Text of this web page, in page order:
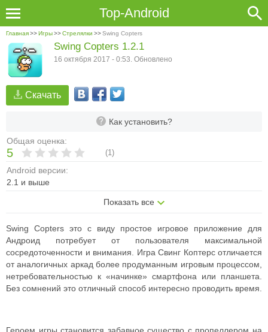
Top-Android
Главная>>Игры>>Стрелялки >>Swing Copters
Скачать
Как установить?
Общая оценка:
5 (1)
Android версии:
2.1 и выше
Показать все
Swing Copters 1.2.1
16 октября 2017 - 0:53. Обновлено
Swing Copters это с виду простое игровое приложение для
Андроид потребует от пользователя максимальной
сосредоточенности и внимания. Игра Свинг Коптерс отличается
от аналогичных аркад более продуманным игровым процессом,
нетребовательностью к «начинке» смартфона или планшета.
Без сомнений это отличный способ интересно проводить время.